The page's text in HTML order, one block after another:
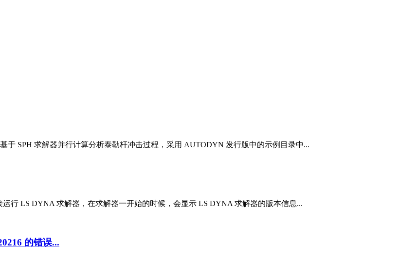
于 SPH 求解器并行计算分析泰勒杆冲击过程，采用 AUTODYN 发行版中的示例目录中...
行 LS DYNA 求解器，在求解器一开始的时候，会显示 LS DYNA 求解器的版本信息...
的错误...